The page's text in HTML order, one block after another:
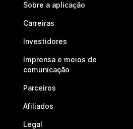
Sobre a aplicação
Carreiras
Investidores
Imprensa e meios de
comunicação
Parceiros
Afiliados
Legal